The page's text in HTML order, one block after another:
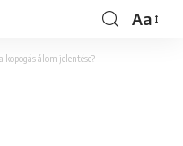
Aa
kopogás álom jelentése?